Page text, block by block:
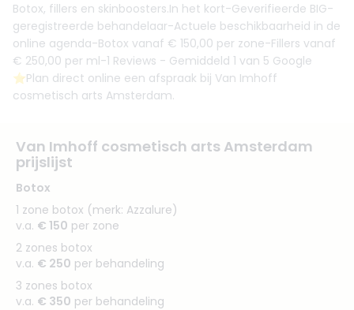
Botox, fillers en skinboosters.In het kort-Geverifieerde BIG-
geregistreerde behandelaar-Actuele beschikbaarheid in de
online agenda-Botox vanaf € 150,00 per zone-Fillers vanaf
€ 250,00 per ml-1 Reviews - Gemiddeld 1 van 5 Google
⭐️Plan direct online een afspraak bij Van Imhoff
cosmetisch arts Amsterdam.
Van Imhoff cosmetisch arts Amsterdam
prijslijst
Botox
1 zone botox (merk: Azzalure)
v.a. € 150 per zone
2 zones botox
v.a. € 250 per behandeling
3 zones botox
v.a. € 350 per behandeling